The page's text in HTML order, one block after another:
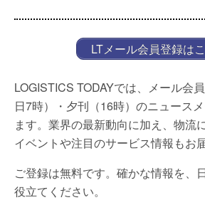
LTメール会員登録は
LOGISTICS TODAYでは、メール会
日7時）・夕刊（16時）のニュース
ます。業界の最新動向に加え、物流
イベントや注目のサービス情報もお
ご登録は無料です。確かな情報を、
役立てください。